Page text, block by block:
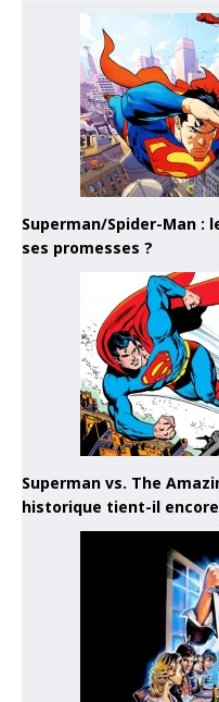
Superman/Spider-Man
ses promesses ?
Superman vs. The
historique tient-il encore